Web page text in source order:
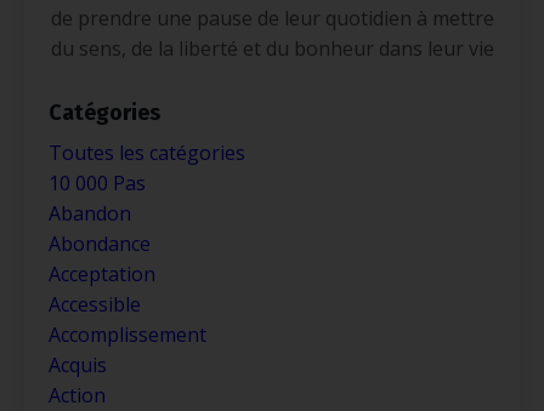
de prendre une pause de leur quotidien à mettre
du sens, de la liberté et du bonheur dans leur vie
Catégories
Toutes les catégories
10 000 Pas
Abandon
Abondance
Acceptation
Accessible
Accomplissement
Acquis
Action